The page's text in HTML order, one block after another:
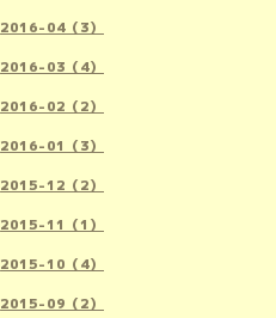
2016-04（3）
2016-03（4）
2016-02（2）
2016-01（3）
2015-12（2）
2015-11（1）
2015-10（4）
2015-09（2）